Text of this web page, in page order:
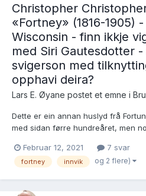
Christopher
«Fortney» (1816-1905)
Wisconsin - finn ikkje
med Siri Gautesdotter
svigerson med
opphavi deira?
Lars E. Øyane postet et emne i
Dette er ein annan huslyd frå
med sidan førre hundreåret, men
seg kort etter han kom bort med
på same skipet, men noki vigsle...
Februar 12, 2021 7 svar
fortney innvik og 2 flere)